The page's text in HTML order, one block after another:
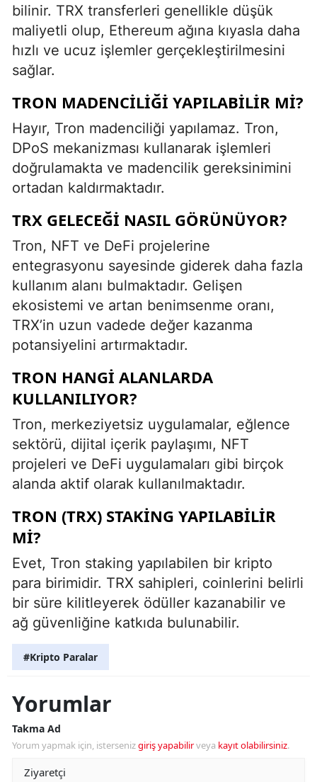
bilinir. TRX transferleri genellikle düşük
maliyetli olup, Ethereum ağına kıyasla daha
hızlı ve ucuz işlemler gerçekleştirilmesini
sağlar.
TRON MADENCILIĞI YAPILABILIR MI?
Hayır, Tron madenciliği yapılamaz. Tron,
DPoS mekanizması kullanarak işlemleri
doğrulamakta ve madencilik gereksinimini
ortadan kaldırmaktadır.
TRX GELECEĞI NASIL GÖRÜNÜYOR?
Tron, NFT ve DeFi projelerine
entegrasyonu sayesinde giderek daha fazla
kullanım alanı bulmaktadır. Gelişen
ekosistemi ve artan benimsenme oranı,
TRX’in uzun vadede değer kazanma
potansiyelini artırmaktadır.
TRON HANGI ALANLARDA
KULLANILIYOR?
Tron, merkeziyetsiz uygulamalar, eğlence
sektörü, dijital içerik paylaşımı, NFT
projeleri ve DeFi uygulamaları gibi birçok
alanda aktif olarak kullanılmaktadır.
TRON (TRX) STAKING YAPILABILIR
MI?
Evet, Tron staking yapılabilen bir kripto
para birimidir. TRX sahipleri, coinlerini belirli
bir süre kilitleyerek ödüller kazanabilir ve
ağ güvenliğine katkıda bulunabilir.
#Kripto Paralar
Yorumlar
Takma Ad
Yorum yapmak için, istersenizgiriş yapabilirveya kayıt olabilirsiniz.